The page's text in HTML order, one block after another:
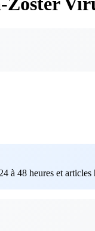
à 48 heures et